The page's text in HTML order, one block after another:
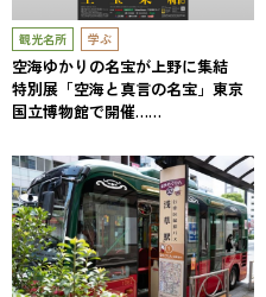
観光名所 学ぶ
空海ゆかりの名宝が上野に集結
特別展「空海と真言の名宝」東京
国立博物館で開催……